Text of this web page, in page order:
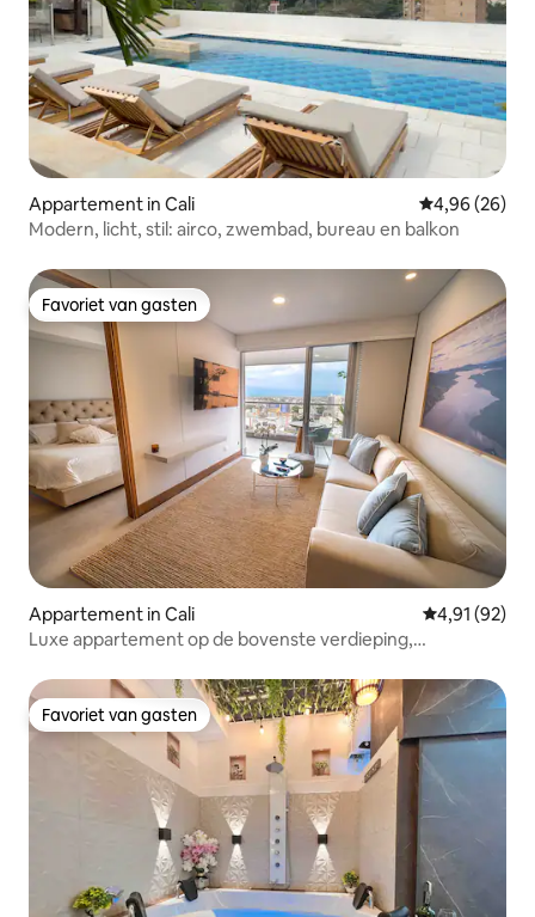
Appartement in Cali Gemiddelde
4,96 (26)
Modern, licht, stil: airco, zwembad, bureau en balkon
Favoriet van gasten
Favoriet van gasten
Appartement in Cali Gemiddelde
4,91 (92)
Luxe appartement op de bovenste verdieping,
Favoriet van gasten
Favoriet van gasten